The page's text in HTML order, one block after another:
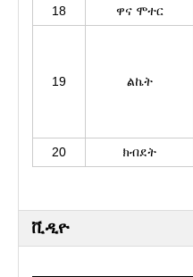
18 ዋና ሞተር
19 ልኬት
20 ክብደት
ቪዲዮ